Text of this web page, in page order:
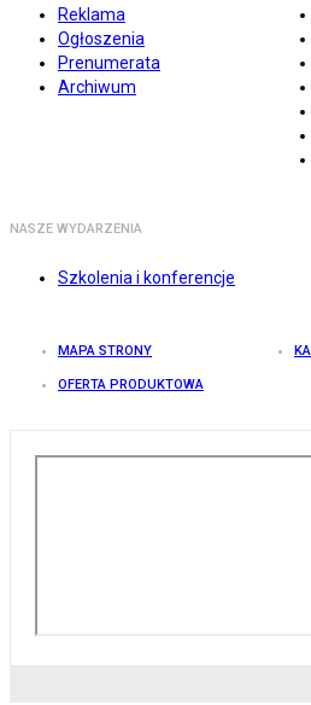
Reklama
Ogłoszenia
Prenumerata
Archiwum
NASZE WYDARZENIA
Szkolenia i konferencje
MAPA STRONY
OFERTA PRODUKTOWA